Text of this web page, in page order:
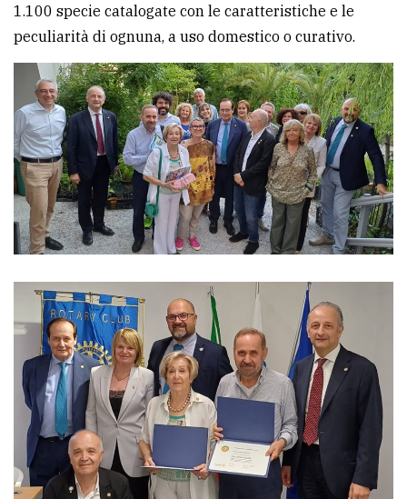
ALTRE
TESTATE
PRIVACY
policy
Cookie
policy
1.100 specie catalogate con le caratteristiche e le
peculiarità di ognuna, a uso domestico o curativo.